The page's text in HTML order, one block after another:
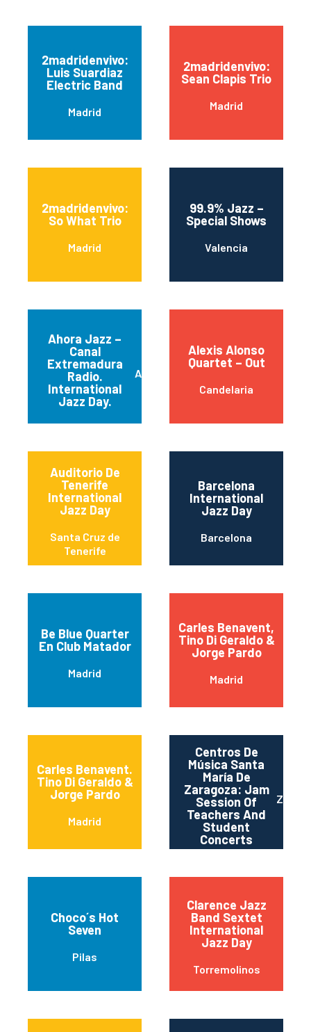
2madridenvivo:
Luis Suardiaz
Electric Band
Madrid
2madridenvivo:
Sean Clapis Trio
Madrid
2madridenvivo:
So What Trio
Madrid
99.9% Jazz –
Special Shows
Valencia
Ahora Jazz –
Canal
Extremadura
Radio.
International
Jazz Day.
Almendralejo
Alexis Alonso
Quartet – Out
Candelaria
Auditorio De
Tenerife
International
Jazz Day
Santa Cruz de
Tenerife
Barcelona
International
Jazz Day
Barcelona
Be Blue Quarter
En Club Matador
Madrid
Carles Benavent,
Tino Di Geraldo &
Jorge Pardo
Madrid
Carles Benavent.
Tino Di Geraldo &
Jorge Pardo
Madrid
Centros De
Música Santa
María De
Zaragoza: Jam
Session Of
Teachers And
Student
Concerts
Choco´s Hot
Seven
Pilas
Clarence Jazz
Band Sextet
International
Jazz Day
Torremolinos